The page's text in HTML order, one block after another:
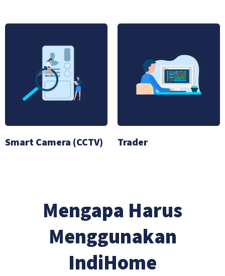
Smart Camera (CCTV) Trader
Mengapa Harus
Menggunakan
IndiHome